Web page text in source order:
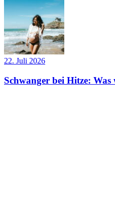
22. Juli 2026
Schwanger bei Hitze: